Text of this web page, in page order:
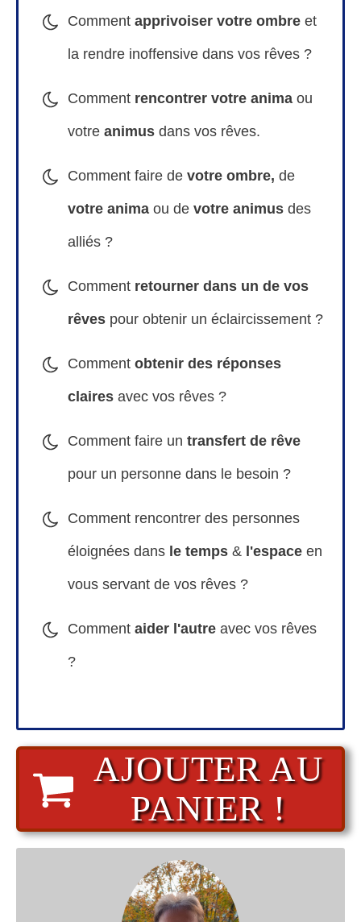
Comment apprivoiser votre ombre et
la rendre inoffensive dans vos rêves ?
Comment rencontrer votre anima ou
votre animus dans vos rêves.
Comment faire de votre ombre, de
votre anima ou de votre animus des
alliés ?
Comment retourner dans un de vos
rêves pour obtenir un éclaircissement ?
Comment obtenir des réponses
claires avec vos rêves ?
Comment faire un transfert de rêve
pour un personne dans le besoin ?
Comment rencontrer des personnes
éloignées dans le temps & l'espace en
vous servant de vos rêves ?
Comment aider l'autre avec vos rêves
?
AJOUTER AU
PANIER !